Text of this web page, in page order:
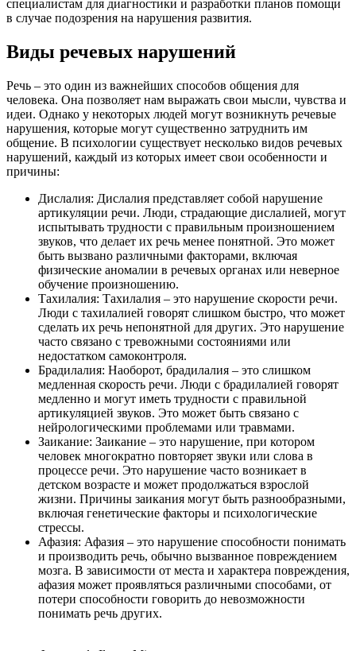
специалистам для диагностики и разработки планов помощи
в случае подозрения на нарушения развития.
Виды речевых нарушений
Речь – это один из важнейших способов общения для
человека. Она позволяет нам выражать свои мысли, чувства и
идеи. Однако у некоторых людей могут возникнуть речевые
нарушения, которые могут существенно затруднить им
общение. В психологии существует несколько видов речевых
нарушений, каждый из которых имеет свои особенности и
причины:
Дислалия: Дислалия представляет собой нарушение
артикуляции речи. Люди, страдающие дислалией, могут
испытывать трудности с правильным произношением
звуков, что делает их речь менее понятной. Это может
быть вызвано различными факторами, включая
физические аномалии в речевых органах или неверное
обучение произношению.
Тахилалия: Тахилалия – это нарушение скорости речи.
Люди с тахилалией говорят слишком быстро, что может
сделать их речь непонятной для других. Это нарушение
часто связано с тревожными состояниями или
недостатком самоконтроля.
Брадилалия: Наоборот, брадилалия – это слишком
медленная скорость речи. Люди с брадилалией говорят
медленно и могут иметь трудности с правильной
артикуляцией звуков. Это может быть связано с
нейрологическими проблемами или травмами.
Заикание: Заикание – это нарушение, при котором
человек многократно повторяет звуки или слова в
процессе речи. Это нарушение часто возникает в
детском возрасте и может продолжаться взрослой
жизни. Причины заикания могут быть разнообразными,
включая генетические факторы и психологические
стрессы.
Афазия: Афазия – это нарушение способности понимать
и производить речь, обычно вызванное повреждением
мозга. В зависимости от места и характера повреждения,
афазия может проявляться различными способами, от
потери способности говорить до невозможности
понимать речь других.